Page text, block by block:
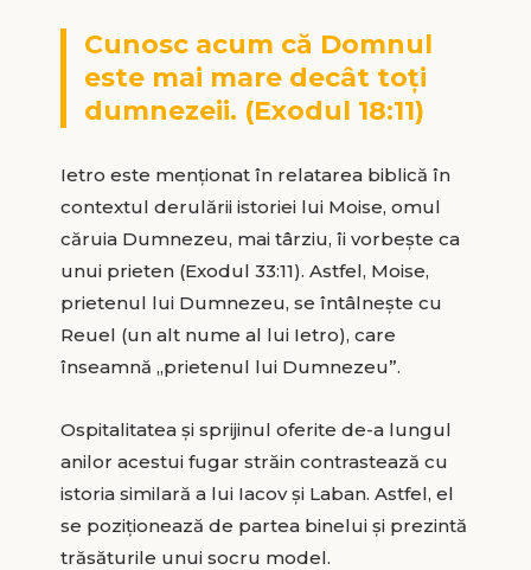
Cunosc acum că Domnul
este mai mare decât toţi
dumnezeii. (Exodul 18:11)
Ietro este menționat în relatarea biblică în
contextul derulării istoriei lui Moise, omul
căruia Dumnezeu, mai târziu, îi vorbește ca
unui prieten (Exodul 33:11). Astfel, Moise,
prietenul lui Dumnezeu, se întâlnește cu
Reuel (un alt nume al lui Ietro), care
înseamnă „prietenul lui Dumnezeu”.
Ospitalitatea și sprijinul oferite de-a lungul
anilor acestui fugar străin contrastează cu
istoria similară a lui Iacov și Laban. Astfel, el
se poziționează de partea binelui și prezintă
trăsăturile unui socru model.